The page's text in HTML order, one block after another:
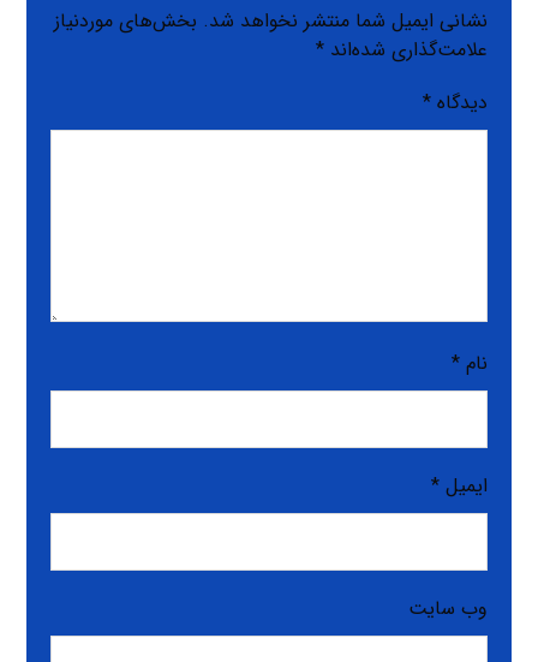
نشانی ایمیل شما منتشر نخواهد شد. بخش‌های موردنیاز
علامت‌گذاری شده‌اند*
دیدگاه*
نام*
ایمیل*
وب‌ سایت